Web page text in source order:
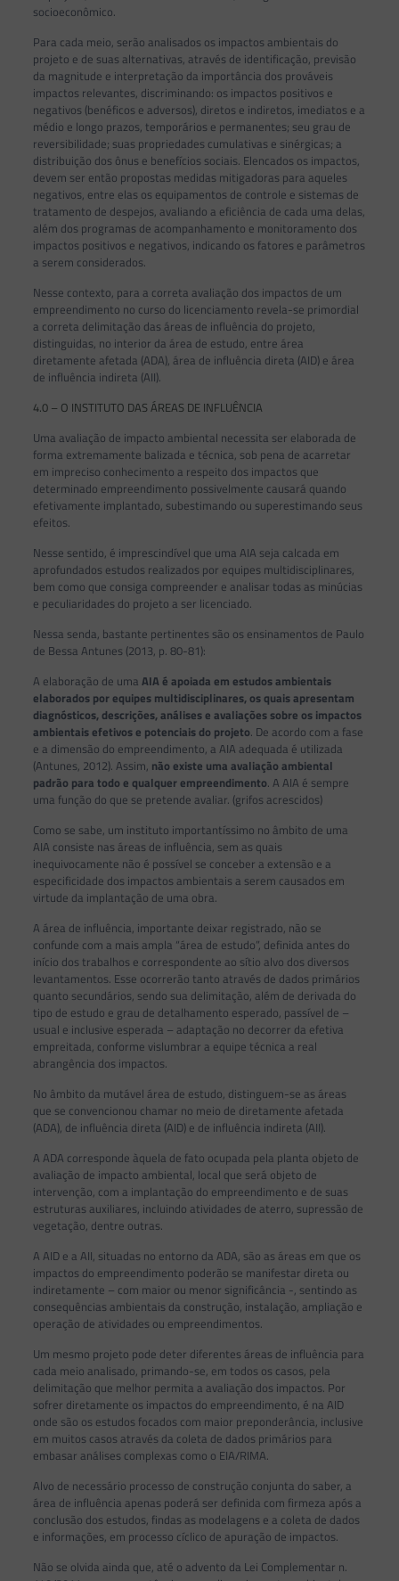
socioeconômico.
Para cada meio, serão analisados os impactos ambientais do
projeto e de suas alternativas, através de identificação, previsão
da magnitude e interpretação da importância dos prováveis
impactos relevantes, discriminando: os impactos positivos e
negativos (benéficos e adversos), diretos e indiretos, imediatos e a
médio e longo prazos, temporários e permanentes; seu grau de
reversibilidade; suas propriedades cumulativas e sinérgicas; a
distribuição dos ônus e benefícios sociais. Elencados os impactos,
devem ser então propostas medidas mitigadoras para aqueles
negativos, entre elas os equipamentos de controle e sistemas de
tratamento de despejos, avaliando a eficiência de cada uma delas,
além dos programas de acompanhamento e monitoramento dos
impactos positivos e negativos, indicando os fatores e parâmetros
a serem considerados.
Nesse contexto, para a correta avaliação dos impactos de um
empreendimento no curso do licenciamento revela-se primordial
a correta delimitação das áreas de influência do projeto,
distinguidas, no interior da área de estudo, entre área
diretamente afetada (ADA), área de influência direta (AID) e área
de influência indireta (AII).
4.0 – O INSTITUTO DAS ÁREAS DE INFLUÊNCIA
Uma avaliação de impacto ambiental necessita ser elaborada de
forma extremamente balizada e técnica, sob pena de acarretar
em impreciso conhecimento a respeito dos impactos que
determinado empreendimento possivelmente causará quando
efetivamente implantado, subestimando ou superestimando seus
efeitos.
Nesse sentido, é imprescindível que uma AIA seja calcada em
aprofundados estudos realizados por equipes multidisciplinares,
bem como que consiga compreender e analisar todas as minúcias
e peculiaridades do projeto a ser licenciado.
Nessa senda, bastante pertinentes são os ensinamentos de Paulo
de Bessa Antunes (2013, p. 80-81):
A elaboração de uma AIA é apoiada em estudos ambientais
elaborados por equipes multidisciplinares, os quais apresentam
diagnósticos, descrições, análises e avaliações sobre os impactos
ambientais efetivos e potenciais do projeto. De acordo com a fase
e a dimensão do empreendimento, a AIA adequada é utilizada
(Antunes, 2012). Assim, não existe uma avaliação ambiental
padrão para todo e qualquer empreendimento. A AIA é sempre
uma função do que se pretende avaliar. (grifos acrescidos)
Como se sabe, um instituto importantíssimo no âmbito de uma
AIA consiste nas áreas de influência, sem as quais
inequivocamente não é possível se conceber a extensão e a
especificidade dos impactos ambientais a serem causados em
virtude da implantação de uma obra.
A área de influência, importante deixar registrado, não se
confunde com a mais ampla “área de estudo”, definida antes do
início dos trabalhos e correspondente ao sítio alvo dos diversos
levantamentos. Esse ocorrerão tanto através de dados primários
quanto secundários, sendo sua delimitação, além de derivada do
tipo de estudo e grau de detalhamento esperado, passível de –
usual e inclusive esperada – adaptação no decorrer da efetiva
empreitada, conforme vislumbrar a equipe técnica a real
abrangência dos impactos.
No âmbito da mutável área de estudo, distinguem-se as áreas
que se convencionou chamar no meio de diretamente afetada
(ADA), de influência direta (AID) e de influência indireta (AII).
A ADA corresponde àquela de fato ocupada pela planta objeto de
avaliação de impacto ambiental, local que será objeto de
intervenção, com a implantação do empreendimento e de suas
estruturas auxiliares, incluindo atividades de aterro, supressão de
vegetação, dentre outras.
A AID e a AII, situadas no entorno da ADA, são as áreas em que os
impactos do empreendimento poderão se manifestar direta ou
indiretamente – com maior ou menor significância -, sentindo as
consequências ambientais da construção, instalação, ampliação e
operação de atividades ou empreendimentos.
Um mesmo projeto pode deter diferentes áreas de influência para
cada meio analisado, primando-se, em todos os casos, pela
delimitação que melhor permita a avaliação dos impactos. Por
sofrer diretamente os impactos do empreendimento, é na AID
onde são os estudos focados com maior preponderância, inclusive
em muitos casos através da coleta de dados primários para
embasar análises complexas como o EIA/RIMA.
Alvo de necessário processo de construção conjunta do saber, a
área de influência apenas poderá ser definida com firmeza após a
conclusão dos estudos, findas as modelagens e a coleta de dados
e informações, em processo cíclico de apuração de impactos.
Não se olvida ainda que, até o advento da Lei Complementar n.